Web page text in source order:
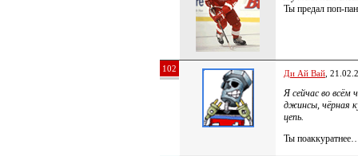
Ты предал поп-
102 Ди Ай Вай ,
Я сейчас во всём
джинсы, чёрная
цепь.
Ты